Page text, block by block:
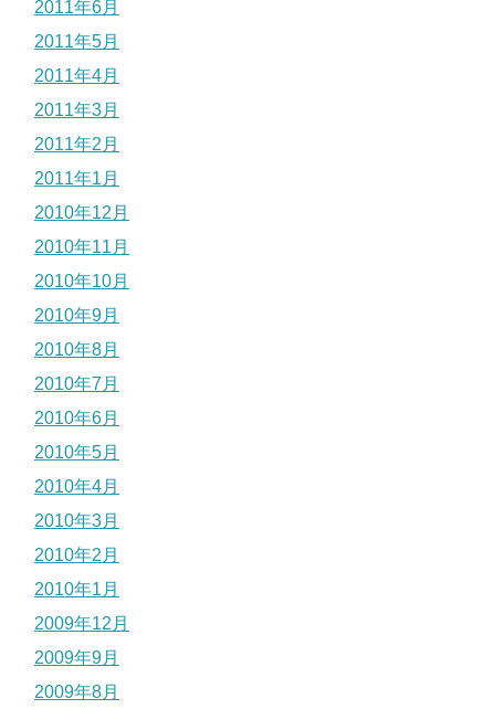
2011年6月
2011年5月
2011年4月
2011年3月
2011年2月
2011年1月
2010年12月
2010年11月
2010年10月
2010年9月
2010年8月
2010年7月
2010年6月
2010年5月
2010年4月
2010年3月
2010年2月
2010年1月
2009年12月
2009年9月
2009年8月